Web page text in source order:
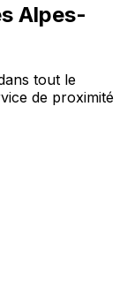
Alpes-
tout le
de proximité